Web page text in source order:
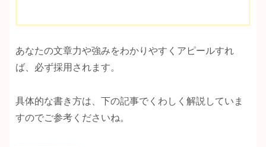
あなたの文章力や強みをわかりやすくアピールすれ
ば、必ず採用されます。
具体的な書き方は、下の記事でくわしく解説していま
すのでご参考くださいね。